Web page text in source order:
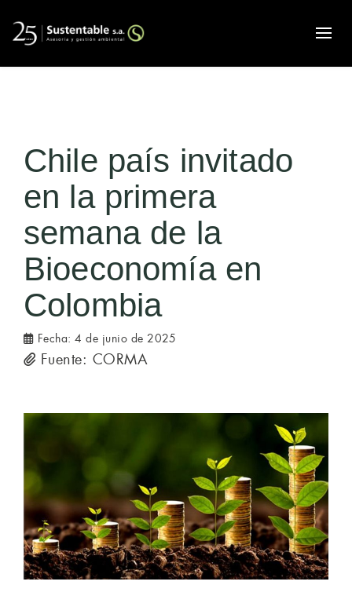
Chile país invitado
en la primera
semana de la
Bioeconomía en
Colombia
Fecha:4 de junio de 2025
Fuente: CORMA